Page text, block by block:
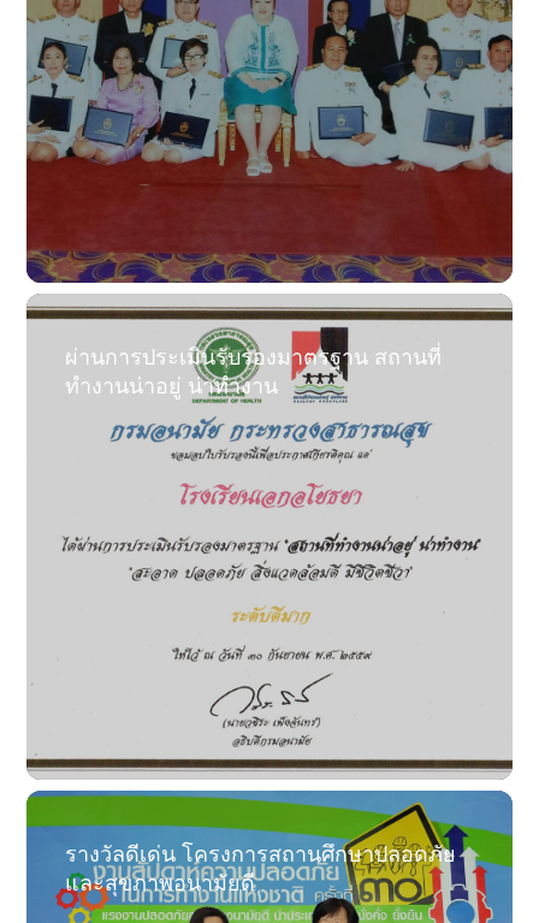
ผ่านการประเมินรับรองมาตรฐาน สถานที่
ทำงานน่าอยู่ น่าทำงาน
รางวัลดีเด่น โครงการสถานศึกษาปลอดภัย
และสุขภาพอนามัยดี